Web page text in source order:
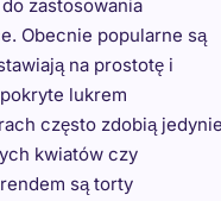
zastosowania
Obecnie popularne są
na prostotę i
lukrem
często zdobią
kwiatów czy
są torty